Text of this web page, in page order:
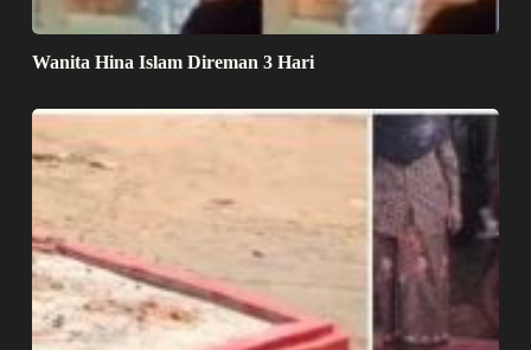
Wanita Hina Islam Direman 3 Hari